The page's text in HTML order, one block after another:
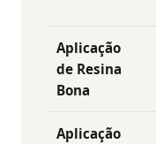
Aplicação
de Resina
Bona
Aplicação